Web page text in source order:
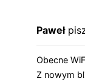
Paweł
Obecne
Z nowym